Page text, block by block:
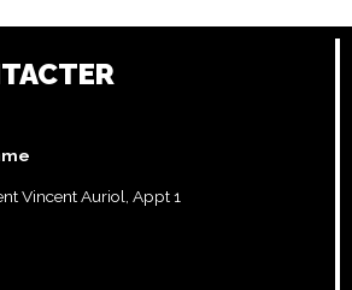
Vincent Auriol, Appt 1